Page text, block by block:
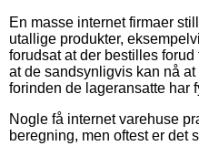
En masse internet firmaer
utallige produkter,
forudsat at der bestilles
at de sandsynligvis kan nå
forinden de lageransatte har
Nogle få internet varehuse
beregning, men oftest er det